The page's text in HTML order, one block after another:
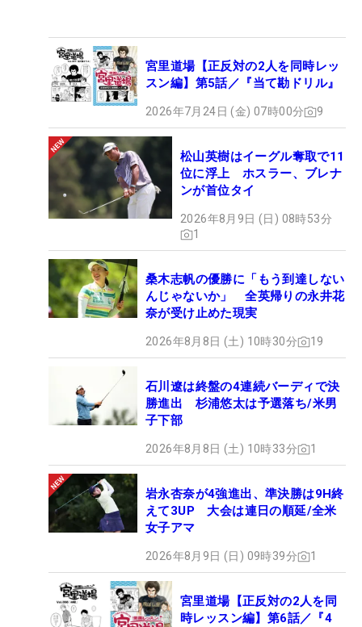
宮里道場【正反対の2人を同時レッ
スン編】第5話／『当て勘ドリル』
2026年7月24日 (金) 07時00分 9
松山英樹はイーグル奪取で11
位に浮上 ホスラー、ブレナ
ンが首位タイ
2026年8月9日 (日) 08時53分
1
桑木志帆の優勝に「もう到達しない
んじゃないか」 全英帰りの永井花
奈が受け止めた現実
2026年8月8日 (土) 10時30分 19
石川遼は終盤の4連続バーディで決
勝進出 杉浦悠太は予選落ち/米男
子下部
2026年8月8日 (土) 10時33分 1
岩永杏奈が4強進出、準決勝は9H終
えて3UP 大会は連日の順延/全米
女子アマ
2026年8月9日 (日) 09時39分 1
宮里道場【正反対の2人を同
時レッスン編】第6話／『4